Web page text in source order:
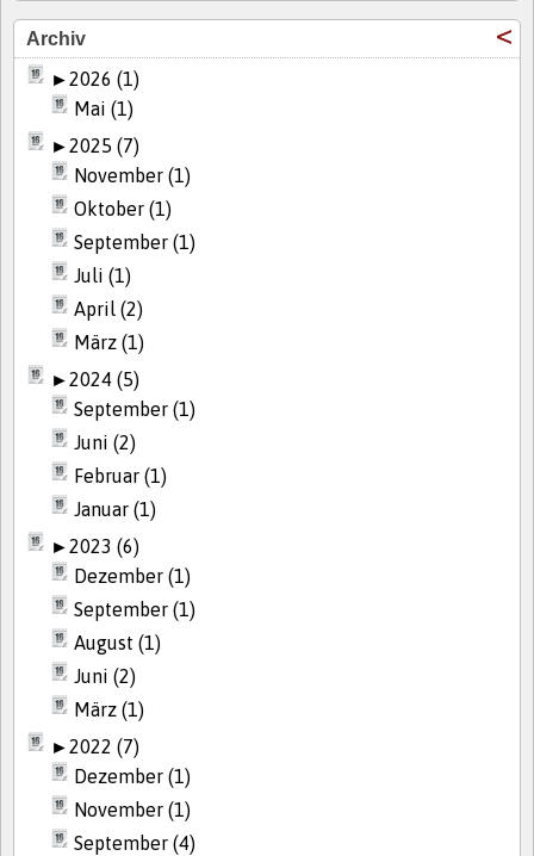
Archiv
►2026 (1)
Mai (1)
►2025 (7)
November (1)
Oktober (1)
September (1)
Juli (1)
April (2)
März (1)
►2024 (5)
September (1)
Juni (2)
Februar (1)
Januar (1)
►2023 (6)
Dezember (1)
September (1)
August (1)
Juni (2)
März (1)
►2022 (7)
Dezember (1)
November (1)
September (4)